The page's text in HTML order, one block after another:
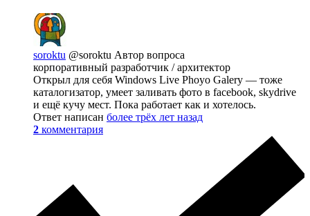
soroktu @soroktu Автор вопроса
корпоративный разработчик / архитектор
Открыл для себя Windows Live Phoyo Galery — тоже
каталогизатор, умеет заливать фото в facebook, skydrive
и ещё кучу мест. Пока работает как и хотелось.
Ответ написан более трёх лет назад
2 комментария